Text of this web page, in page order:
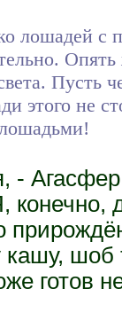
лошадей с
Пусть
этого не
-
конечно,
шоб
готов